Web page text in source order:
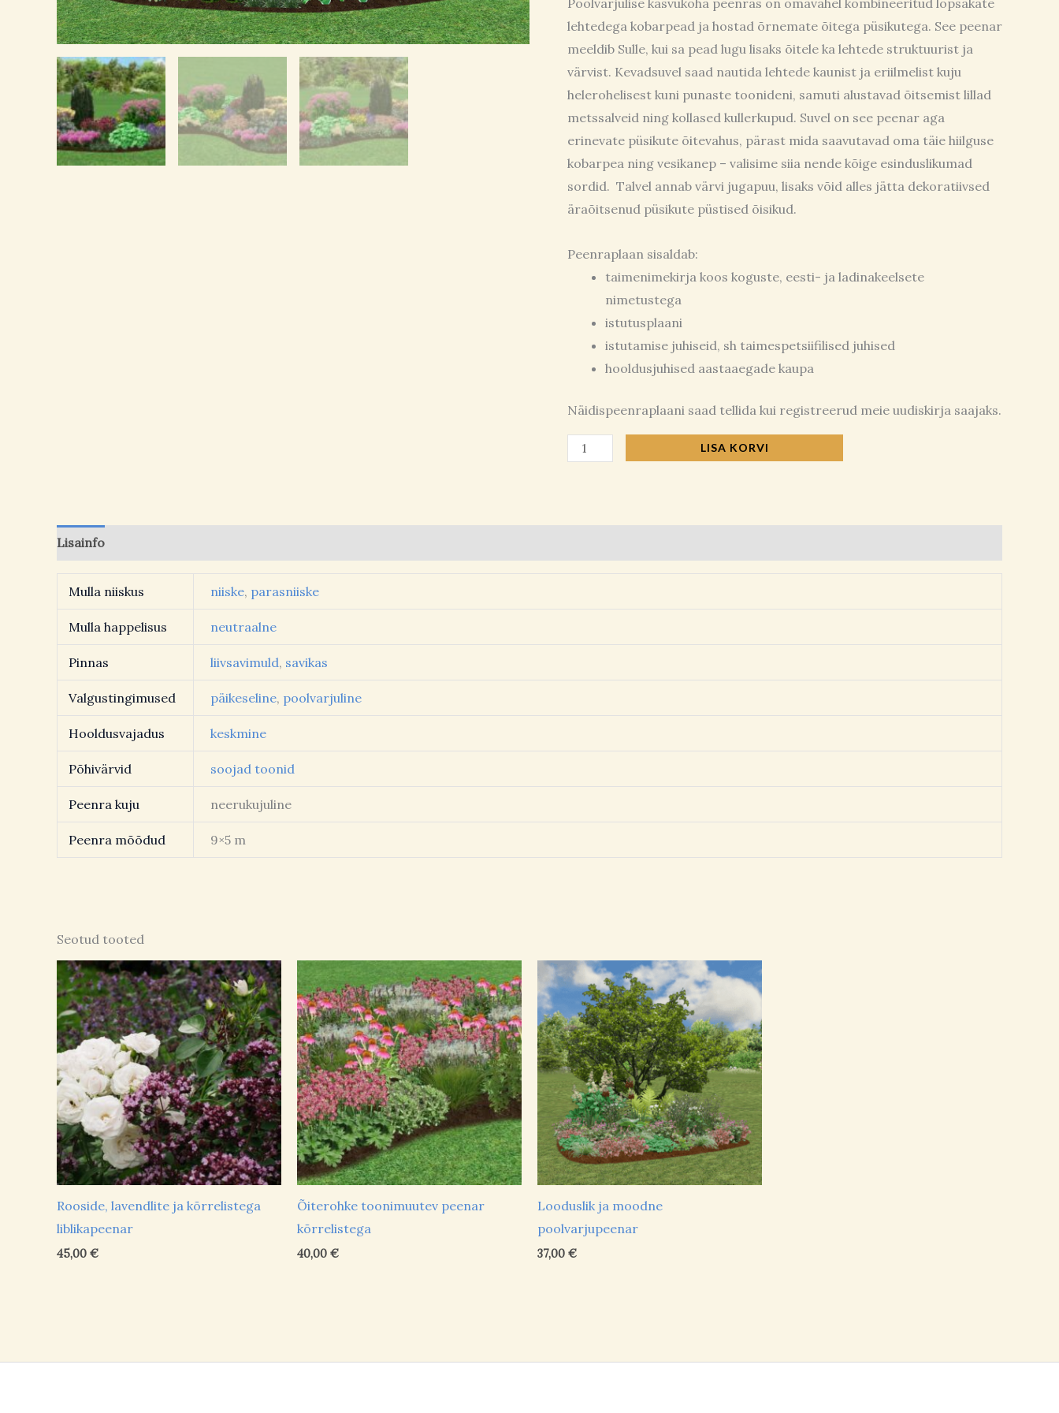
lehtedega kobarpead ja hostad õrnemate õitega püsikutega. See peenar
meeldib Sulle, kui sa pead lugu lisaks õitele ka lehtede struktuurist ja
värvist. Kevadsuvel saad nautida lehtede kaunist ja eriilmelist kuju
helerohelisest kuni punaste toonideni, samuti alustavad õitsemist lillad
metssalveid ning kollased kullerkupud. Suvel on see peenar aga
erinevate püsikute õitevahus, pärast mida saavutavad oma täie hiilguse
kobarpea ning vesikanep – valisime siia nende kõige esinduslikumad
sordid. Talvel annab värvi jugapuu, lisaks võid alles jätta dekoratiivsed
äraõitsenud püsikute püstised õisikud.
Peenraplaan sisaldab:
taimenimekirja koos koguste, eesti- ja ladinakeelsete
nimetustega
istutusplaani
istutamise juhiseid, sh taimespetsiifilised juhised
hooldusjuhised aastaaegade kaupa
Näidispeenraplaani saad tellida kui registreerud meie uudiskirja saajaks.
LISA KORVI
Lisainfo
Mulla niiskus niiske, parasniiske
Mulla happelisus neutraalne
Pinnas liivsavimuld, savikas
Valgustingimused päikeseline, poolvarjuline
Hooldusvajadus keskmine
Põhivärvid soojad toonid
Peenra kuju neerukujuline
Peenra mõõdud 9×5 m
Seotud tooted
Rooside, lavendlite ja kõrrelistega
liblikapeenar
45,00 €
Õiterohke toonimuutev peenar
kõrrelistega
40,00 €
Looduslik ja moodne
poolvarjupeenar
37,00 €